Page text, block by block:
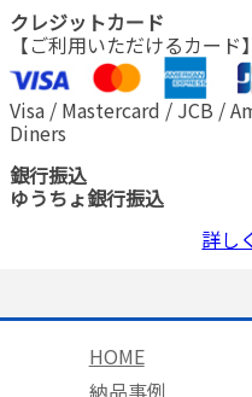
クレジットカード
【ご利用いただけるカード】
Visa / Mastercard / JCB /
Diners
銀行振込
ゆうちょ銀行振込
詳し
HOME
納品事例